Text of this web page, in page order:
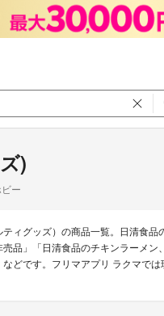
)
ー
ィグッズ）の商品一覧。日清食品
品」「日清食品のチキンラーメ
です。フリマアプリ ラクマでは